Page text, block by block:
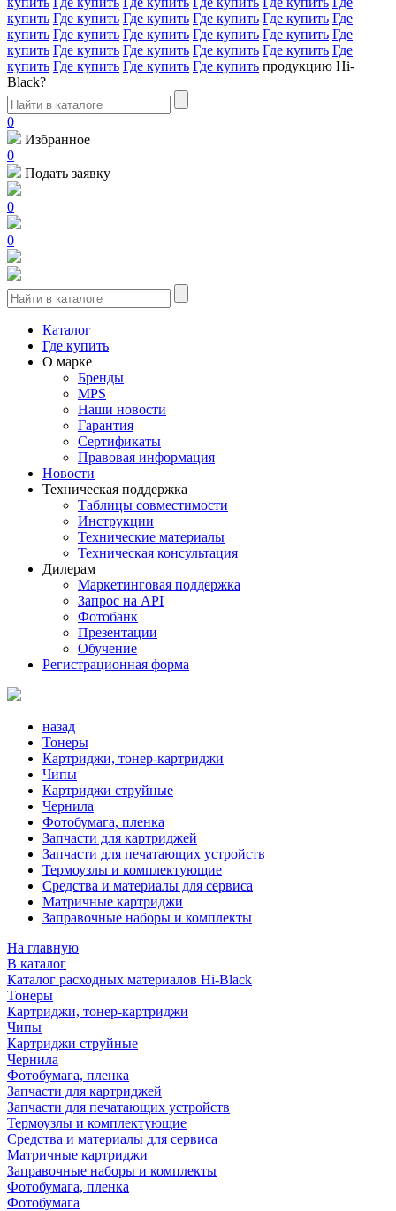
купить Где купить Где купить Где купить Где купить Где
купить Где купить Где купить Где купить Где купить Где
купить Где купить Где купить Где купить Где купить Где
купить Где купить Где купить Где купить продукцию Hi-
Black?
0
Избранное
0
Подать заявку
0
0
Каталог
Где купить
О марке
Бренды
MPS
Наши новости
Гарантия
Сертификаты
Правовая информация
Новости
Техническая поддержка
Таблицы совместимости
Инструкции
Технические материалы
Техническая консультация
Дилерам
Маркетинговая поддержка
Запрос на API
Фотобанк
Презентации
Обучение
Регистрационная форма
назад
Тонеры
Картриджи, тонер-картриджи
Чипы
Картриджи струйные
Чернила
Фотобумага, пленка
Запчасти для картриджей
Запчасти для печатающих устройств
Термоузлы и комплектующие
Средства и материалы для сервиса
Матричные картриджи
Заправочные наборы и комплекты
На главную
В каталог
Каталог расходных материалов Hi-Black
Тонеры
Картриджи, тонер-картриджи
Чипы
Картриджи струйные
Чернила
Фотобумага, пленка
Запчасти для картриджей
Запчасти для печатающих устройств
Термоузлы и комплектующие
Средства и материалы для сервиса
Матричные картриджи
Заправочные наборы и комплекты
Фотобумага, пленка
Фотобумага